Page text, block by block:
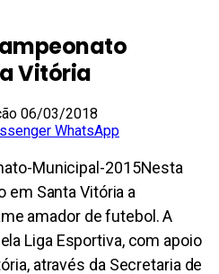
Vitória
06/03/2018
WhatsApp
Nesta
em Santa Vitória a
amador de futebol. A
Liga Esportiva, com apoio
através da Secretaria de